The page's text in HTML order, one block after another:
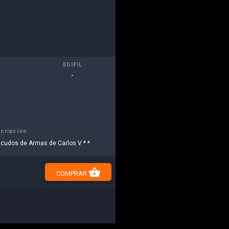
EDIFIL
-
de Armas de Carlos V * *
COMPRAR shopping_basket